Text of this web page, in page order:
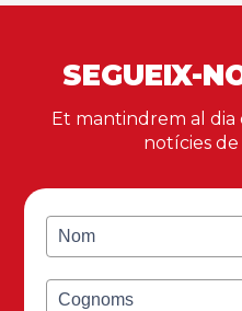
SEGUEIX-
Et mantindrem al dia
notícies